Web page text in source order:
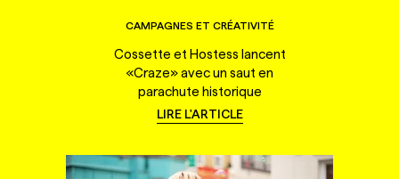
CAMPAGNES ET CRÉATIVITÉ
Cossette et Hostess lancent
«Craze» avec un saut en
parachute historique
LIRE L'ARTICLE